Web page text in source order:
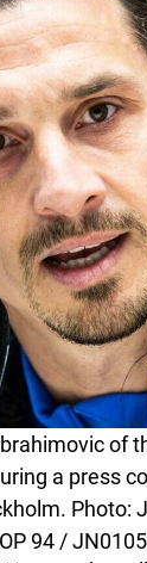
of
a press
Photo:
94 / JN0105